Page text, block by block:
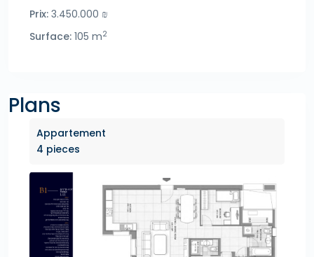
Prix: 3.450.000 ₪
Surface: 105 m2
Plans
Appartement
4 pieces